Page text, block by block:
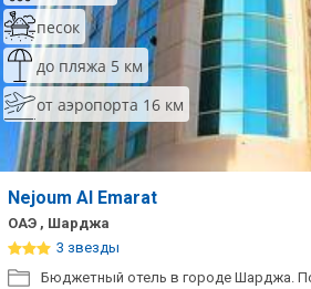
песок
до пляжа 5 км
от аэропорта 16 км
Nejoum Al Emarat
ОАЭ , Шарджа
3 звезды
Бюджетный отель в городе Шарджа.